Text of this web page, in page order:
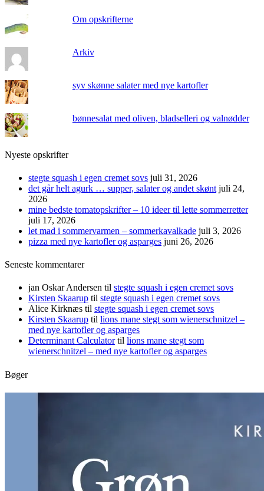
Om opskrifterne
Arkiv
syv skønne salater med nye kartofler
bønnesalat med oliven, bladselleri og valnødder
Nyeste opskrifter
stegte squash i egen cremet sovs juli 31, 2026
det går helt agurk … supper, salater og andet skønt juli 24,
2026
mine bedste tomatopskrifter – 10 ideer til lette sommerretter
juli 17, 2026
let mad i sommervarmen – sommerkavalkade juli 3, 2026
pizza med nye kartofler og asparges juni 26, 2026
Seneste kommentarer
jan Oskar Andersen til stegte squash i egen cremet sovs
Kirsten Skaarup til stegte squash i egen cremet sovs
Alice Kirknæs til stegte squash i egen cremet sovs
Kirsten Skaarup til lions mane stegt som wienerschnitzel –
med nye kartofler og asparges
Determinant Calculatortil lions mane stegt som
wienerschnitzel – med nye kartofler og asparges
Bøger